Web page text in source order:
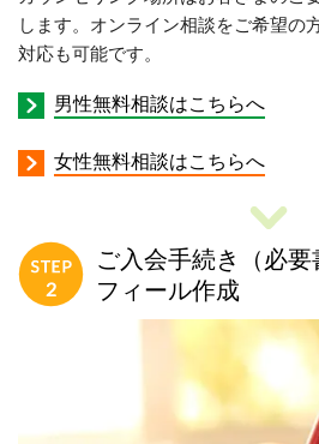
します。オンライン相談をご希望の
対応も可能です。
男性無料相談はこちらへ
女性無料相談はこちらへ
ご入会手続き（必
フィール作成